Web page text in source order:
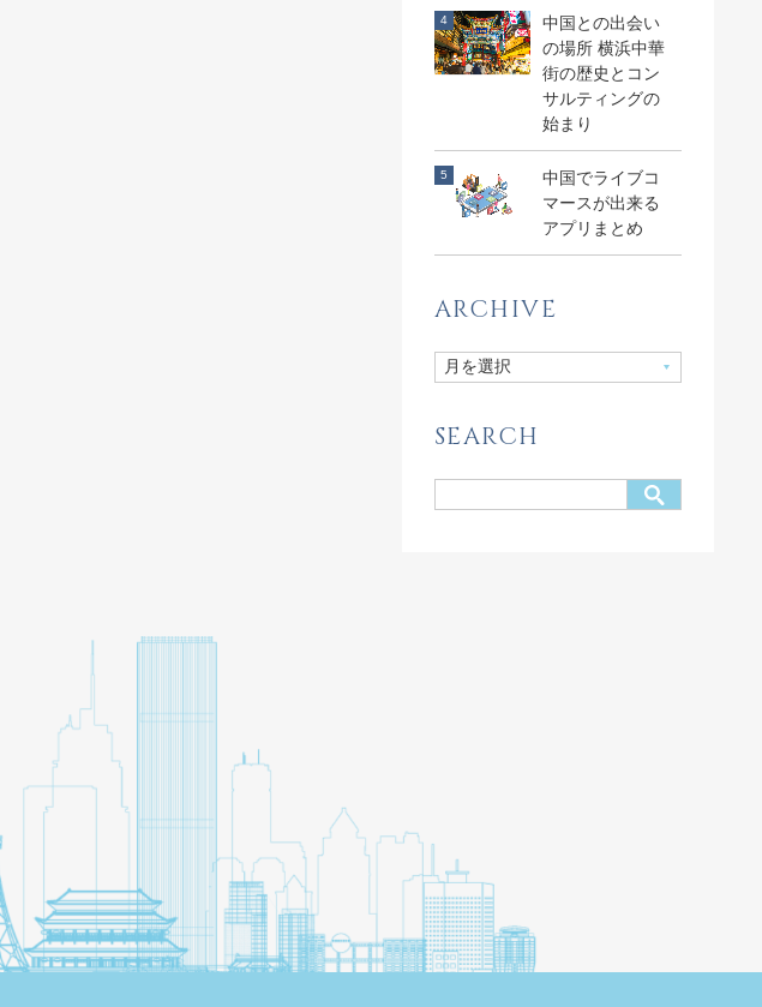
中国との出会い
の場所 横浜中華
街の歴史とコン
サルティングの
始まり
中国でライブコ
マースが出来る
アプリまとめ
ARCHIVE
SEARCH